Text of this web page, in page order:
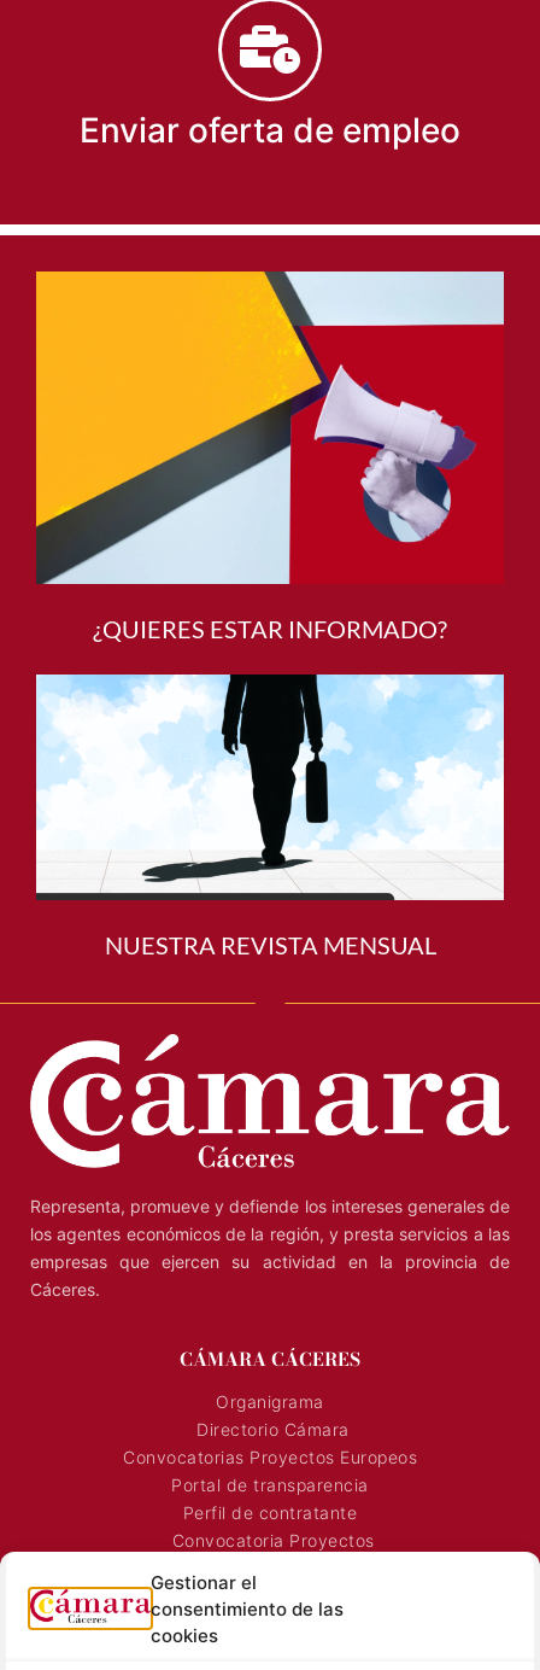
Gestionar el
consentimiento de las
cookies
Enviar oferta de empleo
¿QUIERES ESTAR INFORMADO?
NUESTRA REVISTA MENSUAL
Representa, promueve y defiende los intereses generales de
los agentes económicos de la región, y presta servicios a las
empresas que ejercen su actividad en la provincia de
Cáceres.
CÁMARA CÁCERES
Organigrama
Directorio Cámara
Convocatorias Proyectos Europeos
Portal de transparencia
Perfil de contratante
Convocatoria Proyectos
Señalización Comercial
Contacto